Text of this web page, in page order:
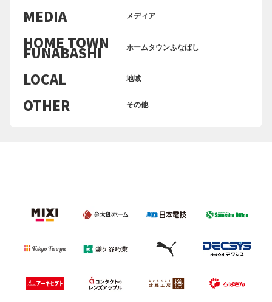
MEDIA メディア
HOME TOWN
FUNABASHI ホームタウンふなばし
LOCAL 地域
OTHER その他